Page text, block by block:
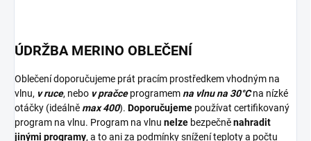
ÚDRŽBA MERINO OBLEČENÍ
Oblečení doporučujeme prát pracím prostředkem vhodným na
vlnu, v ruce, nebo v pračceprogramemna vlnu na 30°Cna nízké
otáčky (ideálněmax 400). Doporučujeme používat certifikovaný
program na vlnu. Program na vlnu nelze bezpečněnahradit
jinými programy, a to ani za podmínky snížení teploty a počtu